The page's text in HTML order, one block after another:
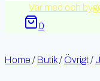
Var med och
0
Home / Butik/ Övrigt/